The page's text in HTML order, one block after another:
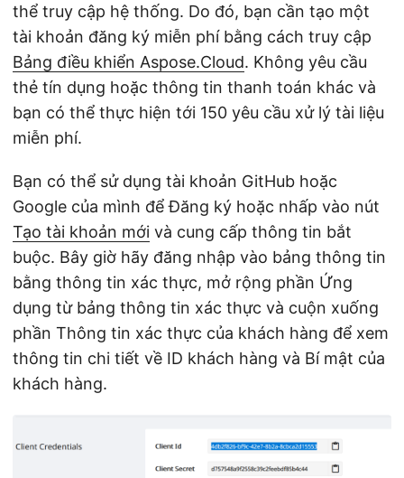
thể truy cập hệ thống. Do đó, bạn cần tạo một
tài khoản đăng ký miễn phí bằng cách truy cập
Bảng điều khiển Aspose.Cloud. Không yêu cầu
thẻ tín dụng hoặc thông tin thanh toán khác và
bạn có thể thực hiện tới 150 yêu cầu xử lý tài liệu
miễn phí.
Bạn có thể sử dụng tài khoản GitHub hoặc
Google của mình để Đăng ký hoặc nhấp vào nút
Tạo tài khoản mới và cung cấp thông tin bắt
buộc. Bây giờ hãy đăng nhập vào bảng thông tin
bằng thông tin xác thực, mở rộng phần Ứng
dụng từ bảng thông tin xác thực và cuộn xuống
phần Thông tin xác thực của khách hàng để xem
thông tin chi tiết về ID khách hàng và Bí mật của
khách hàng.